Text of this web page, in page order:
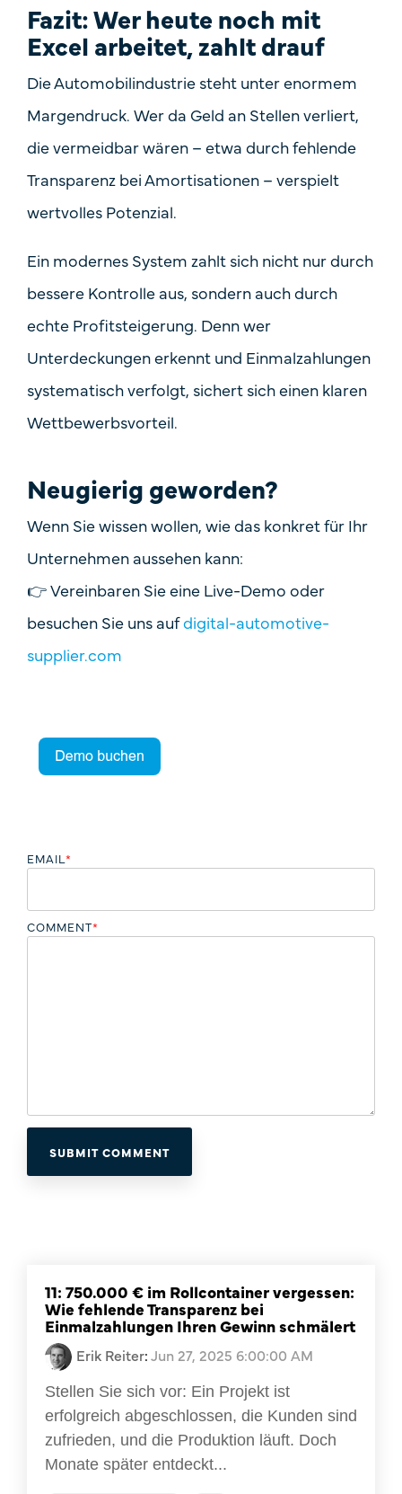
Fazit: Wer heute noch mit
Excel arbeitet, zahlt drauf
Die Automobilindustrie steht unter enormem
Margendruck. Wer da Geld an Stellen verliert,
die vermeidbar wären – etwa durch fehlende
Transparenz bei Amortisationen – verspielt
wertvolles Potenzial.
Ein modernes System zahlt sich nicht nur durch
bessere Kontrolle aus, sondern auch durch
echte Profitsteigerung. Denn wer
Unterdeckungen erkennt und Einmalzahlungen
systematisch verfolgt, sichert sich einen klaren
Wettbewerbsvorteil.
Neugierig geworden?
Wenn Sie wissen wollen, wie das konkret für Ihr
Unternehmen aussehen kann:
👉 Vereinbaren Sie eine Live-Demo oder
besuchen Sie uns aufdigital-automotive-
supplier.com
EMAIL *
COMMENT*
11: 750.000 € im Rollcontainer vergessen:
Wie fehlende Transparenz bei
Einmalzahlungen Ihren Gewinn schmälert
Erik Reiter: Jun 27, 2025 6:00:00 AM
Stellen Sie sich vor: Ein Projekt ist
erfolgreich abgeschlossen, die Kunden sind
zufrieden, und die Produktion läuft. Doch
Monate später entdeckt...